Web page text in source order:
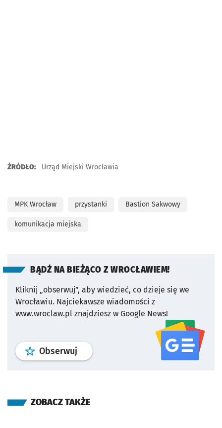
ŹRÓDŁO: Urząd Miejski Wrocławia
MPK Wrocław przystanki Bastion Sakwowy
komunikacja miejska
BĄDŹ NA BIEŻĄCO Z WROCŁAWIEM!
Kliknij „obserwuj”, aby wiedzieć, co dzieje się we
Wrocławiu. Najciekawsze wiadomości z
www.wroclaw.pl znajdziesz w Google News!
Obserwuj profil serwisu
ZOBACZ TAKŻE